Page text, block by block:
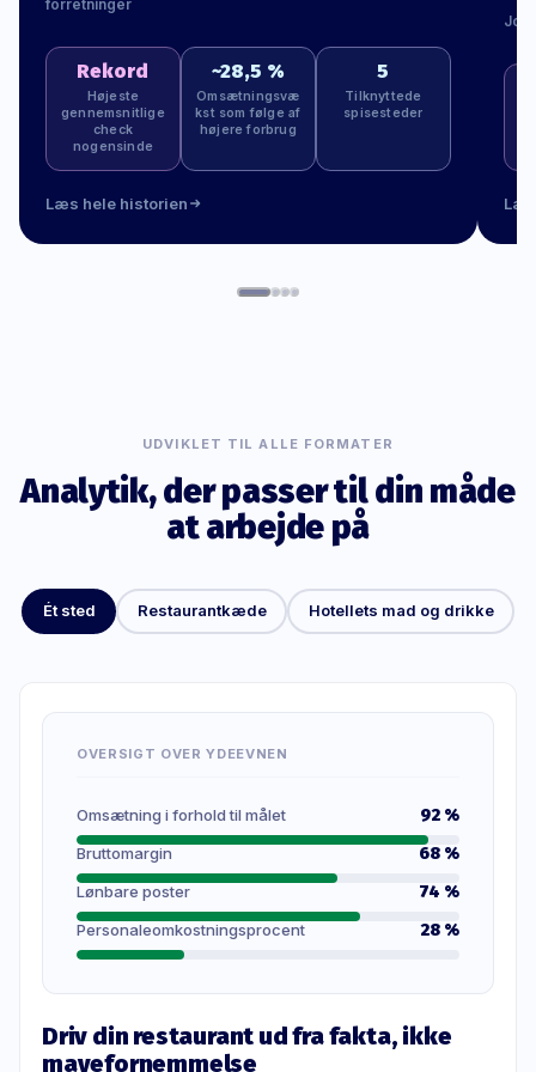
forretninger
Rekord
Højeste
gennemsnitlige
check
nogensinde
~28,5 %
Omsætningsvæ
kst som følge af
højere forbrug
5
Tilknyttede
spisesteder
Læs hele historien
UDVIKLET TIL ALLE FORMATER
Analytik, der passer til din måde
at arbejde på
Ét sted Restaurantkæde Hotellets mad og drikke
Driv din restaurant ud fra fakta, ikke
mavefornemmelse
OVERSIGT OVER YDEEVNEN
Omsætning i forhold til målet 92 %
Bruttomargin 68 %
Lønbare poster 74 %
Personaleomkostningsprocent 28 %